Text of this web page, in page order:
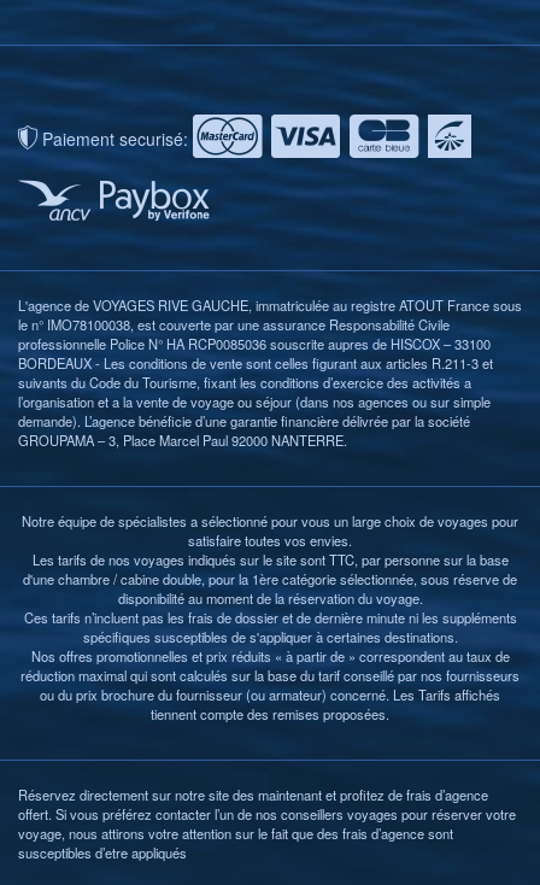
Paiement securisé:
L'agence de VOYAGES RIVE GAUCHE, immatriculée au registre ATOUT France sous
le n° IMO78100038, est couverte par une assurance Responsabilité Civile
professionnelle Police N° HA RCP0085036 souscrite aupres de HISCOX – 33100
BORDEAUX - Les conditions de vente sont celles figurant aux articles R.211-3 et
suivants du Code du Tourisme, fixant les conditions d’exercice des activités a
l’organisation et a la vente de voyage ou séjour (dans nos agences ou sur simple
demande). L’agence bénéficie d’une garantie financière délivrée par la société
GROUPAMA – 3, Place Marcel Paul 92000 NANTERRE.
Notre équipe de spécialistes a sélectionné pour vous un large choix de voyages pour
satisfaire toutes vos envies.
Les tarifs de nos voyages indiqués sur le site sont TTC, par personne sur la base
d'une chambre / cabine double, pour la 1ère catégorie sélectionnée, sous réserve de
disponibilité au moment de la réservation du voyage.
Ces tarifs n’incluent pas les frais de dossier et de dernière minute ni les suppléments
spécifiques susceptibles de s'appliquer à certaines destinations.
Nos offres promotionnelles et prix réduits « à partir de » correspondent au taux de
réduction maximal qui sont calculés sur la base du tarif conseillé par nos fournisseurs
ou du prix brochure du fournisseur (ou armateur) concerné. Les Tarifs affichés
tiennent compte des remises proposées.
Réservez directement sur notre site des maintenant et profitez de frais d’agence
offert. Si vous préférez contacter l’un de nos conseillers voyages pour réserver votre
voyage, nous attirons votre attention sur le fait que des frais d’agence sont
susceptibles d’etre appliqués